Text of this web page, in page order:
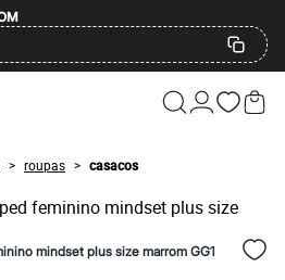
> roupas > casacos
mindset plus size marrom GG1